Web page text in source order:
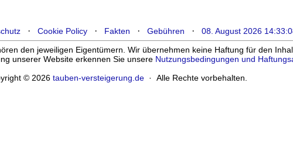
· Cookie Policy· Fakten · Gebühren · 08. August 2026
den jeweiligen Eigentümern. Wir übernehmen keine Haftung für den
unserer Website erkennen Sie unsere Nutzungsbedingungen und
© 2026 tauben-versteigerung.de· Alle Rechte vorbehalten.